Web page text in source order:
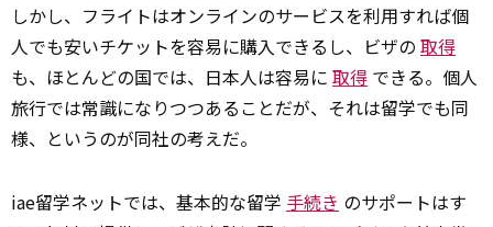
しかし、フライトはオンラインのサービスを利用すれば個
人でも安いチケットを容易に購入できるし、ビザの 取得
も、ほとんどの国では、日本人は容易に 取得 できる。個人
旅行では常識になりつつあることだが、それは留学でも同
様、というのが同社の考えだ。
iae留学ネットでは、基本的な留学 手続き のサポートはす